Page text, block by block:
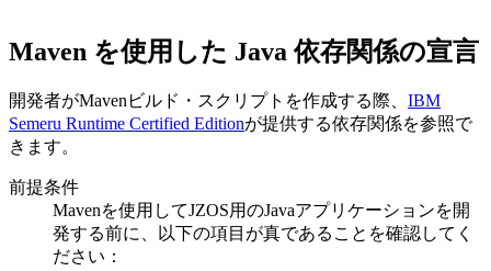
Maven を使用した Java 依存関係の宣言
開発者がMavenビルド・スクリプトを作成する際、 IBM
Semeru Runtime Certified Editionが提供する依存関係を参照で
きます。
前提条件
Mavenを使用してJZOS用のJavaアプリケーションを開
発する前に、以下の項目が真であることを確認してく
ださい：